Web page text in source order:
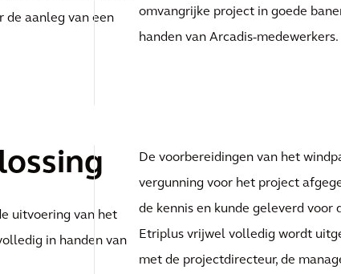
de aanleg van een
omvangrijke project in goede
handen van Arcadis-medewerkers.
uitvoering van het
in handen van
De voorbereidingen van het
vergunning voor het project
de kennis en kunde geleverd voor
Etriplus vrijwel volledig wordt
met de projectdirecteur, de